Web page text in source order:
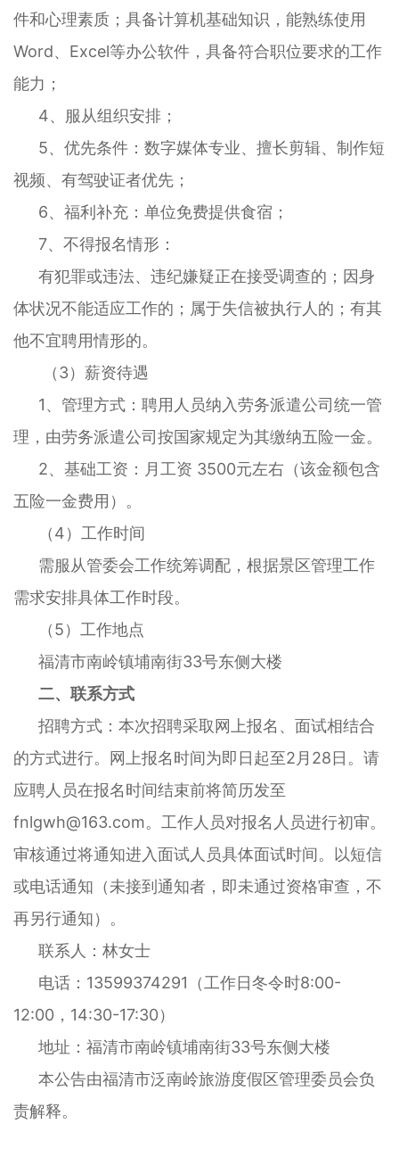
件和心理素质；具备计算机基础知识，能熟练使用
Word、Excel等办公软件，具备符合职位要求的工作
能力；
4、服从组织安排；
5、优先条件：数字媒体专业、擅长剪辑、制作短
视频、有驾驶证者优先；
6、福利补充：单位免费提供食宿；
7、不得报名情形：
有犯罪或违法、违纪嫌疑正在接受调查的；因身
体状况不能适应工作的；属于失信被执行人的；有其
他不宜聘用情形的。
（3）薪资待遇
1、管理方式：聘用人员纳入劳务派遣公司统一管
理，由劳务派遣公司按国家规定为其缴纳五险一金。
2、基础工资：月工资 3500元左右（该金额包含
五险一金费用）。
（4）工作时间
需服从管委会工作统筹调配，根据景区管理工作
需求安排具体工作时段。
（5）工作地点
福清市南岭镇埔南街33号东侧大楼
二、联系方式
招聘方式：本次招聘采取网上报名、面试相结合
的方式进行。网上报名时间为即日起至2月28日。请
应聘人员在报名时间结束前将简历发至
fnlgwh@163.com。工作人员对报名人员进行初审。
审核通过将通知进入面试人员具体面试时间。以短信
或电话通知（未接到通知者，即未通过资格审查，不
再另行通知）。
联系人：林女士
电话：13599374291（工作日冬令时8:00-
12:00，14:30-17:30）
地址：福清市南岭镇埔南街33号东侧大楼
本公告由福清市泛南岭旅游度假区管理委员会负
责解释。